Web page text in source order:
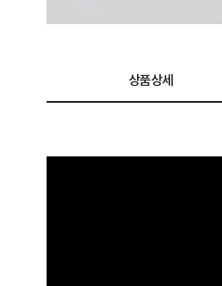
상품상세